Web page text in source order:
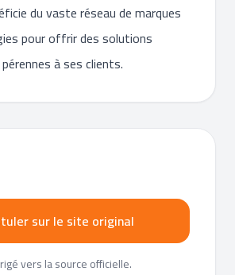
du vaste réseau de marques
pour offrir des solutions
à ses clients.
sur le site original
vers la source officielle.